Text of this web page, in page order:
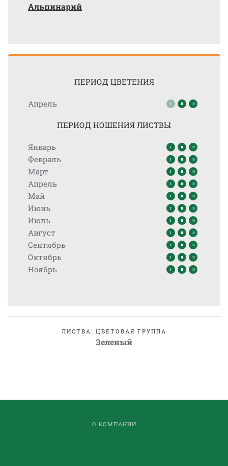
Альпинарий
ПЕРИОД ЦВЕТЕНИЯ
Апрель
ПЕРИОД НОШЕНИЯ ЛИСТВЫ
Январь
Февраль
Март
Апрель
Май
Июнь
Июль
Август
Сентябрь
Октябрь
Ноябрь
ЛИСТВА: ЦВЕТОВАЯ ГРУППА
Зеленый
О КОМПАНИИ